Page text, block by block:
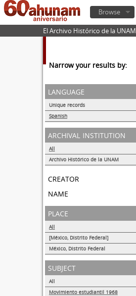
Browse
El Archivo Histórico de la UNAM
Narrow your results by:
language
Unique records
Spanish
archival institution
All
Archivo Histórico de la UNAM
creator
name
place
All
[México, Distrito Federal]
México, Distrito Federal
subject
All
Movimiento estudiantil 1968